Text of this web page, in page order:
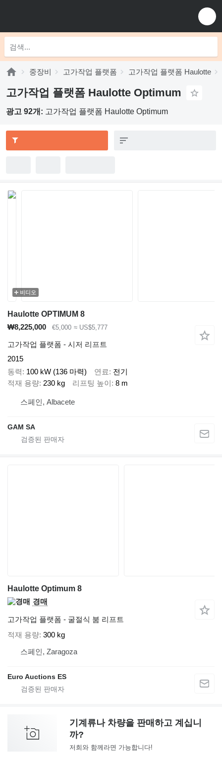
중장비 고가작업 플랫폼 고가작업 플랫폼 Haulotte
고가작업 플랫폼 Haulotte Optimum
광고 92개: 고가작업 플랫폼 Haulotte Optimum
비디오
Haulotte OPTIMUM 8
₩8,225,000
€5,000 ≈ US$5,777
고가작업 플랫폼 - 시저 리프트
2015
동력
100 kW (136 마력) 연료
전기
적재 용량 230 kg 리프팅 높이 8 m
스페인, Albacete
GAM SA
Haulotte Optimum 8
경매
고가작업 플랫폼 - 굴절식 붐 리프트
적재 용량 300 kg
스페인, Zaragoza
Euro Auctions ES
기계류나 차량을 판매하고 계십니
까?
저희와 함께라면 가능합니다!